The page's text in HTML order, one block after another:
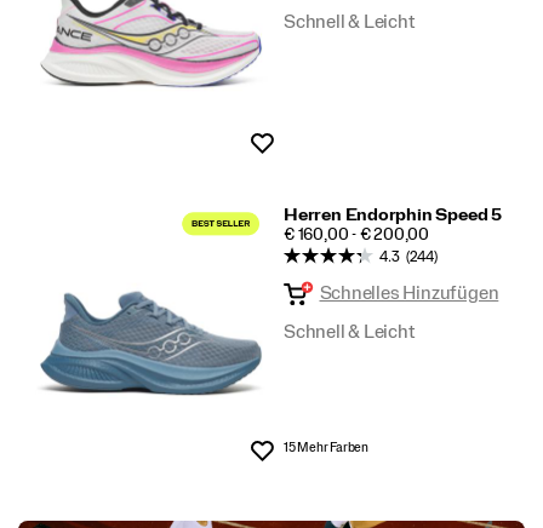
Schnell & Leicht
Herren Endorphin Speed 5
PRICE
€ 160,00 - € 200,00
Wunschliste
4.3 (244)
Schnelles Hinzufügen
Schnell & Leicht
15 Mehr Farben